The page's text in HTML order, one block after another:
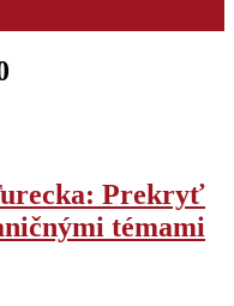
Prekryť
témami